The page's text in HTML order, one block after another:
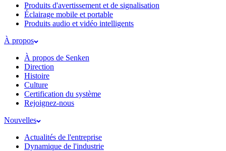
Produits d'avertissement et de signalisation
Éclairage mobile et portable
Produits audio et vidéo intelligents
À propos
À propos de Senken
Direction
Histoire
Culture
Certification du système
Rejoignez-nous
Nouvelles
Actualités de l'entreprise
Dynamique de l'industrie